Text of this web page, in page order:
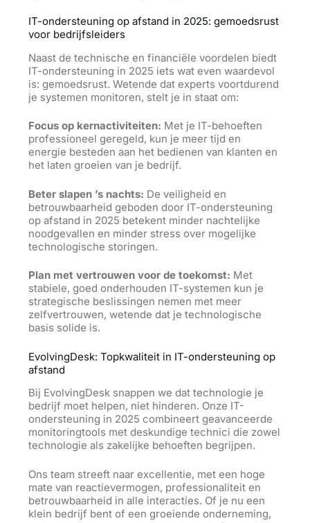
IT-ondersteuning op afstand in 2025: gemoedsrust
voor bedrijfsleiders
Naast de technische en financiële voordelen biedt
IT-ondersteuning in 2025 iets wat even waardevol
is: gemoedsrust. Wetende dat experts voortdurend
je systemen monitoren, stelt je in staat om:
Focus op kernactiviteiten: Met je IT-behoeften
professioneel geregeld, kun je meer tijd en
energie besteden aan het bedienen van klanten en
het laten groeien van je bedrijf.
Beter slapen ’s nachts: De veiligheid en
betrouwbaarheid geboden door IT-ondersteuning
op afstand in 2025 betekent minder nachtelijke
noodgevallen en minder stress over mogelijke
technologische storingen.
Plan met vertrouwen voor de toekomst: Met
stabiele, goed onderhouden IT-systemen kun je
strategische beslissingen nemen met meer
zelfvertrouwen, wetende dat je technologische
basis solide is.
EvolvingDesk: Topkwaliteit in IT-ondersteuning op
afstand
Bij EvolvingDesk snappen we dat technologie je
bedrijf moet helpen, niet hinderen. Onze IT-
ondersteuning in 2025 combineert geavanceerde
monitoringtools met deskundige technici die zowel
technologie als zakelijke behoeften begrijpen.
Ons team streeft naar excellentie, met een hoge
mate van reactievermogen, professionaliteit en
betrouwbaarheid in alle interacties. Of je nu een
klein bedrijf bent of een groeiende onderneming,